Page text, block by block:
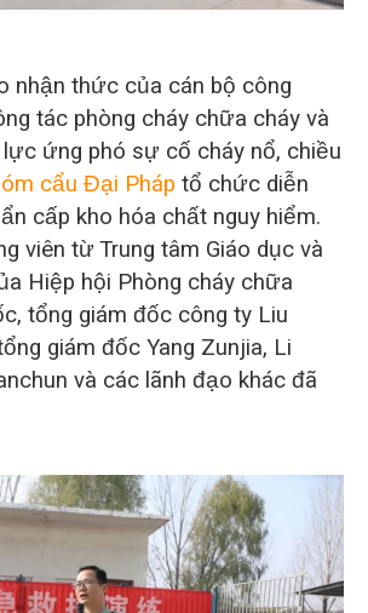
nhận thức của cán bộ công
tác phòng cháy chữa cháy và
ứng phó sự cố cháy nổ, chiều
cẩu Đại Pháp tổ chức diễn
cấp kho hóa chất nguy hiểm.
viên từ Trung tâm Giáo dục và
Hiệp hội Phòng cháy chữa
tổng giám đốc công ty Liu
giám đốc Yang Zunjia, Li
và các lãnh đạo khác đã